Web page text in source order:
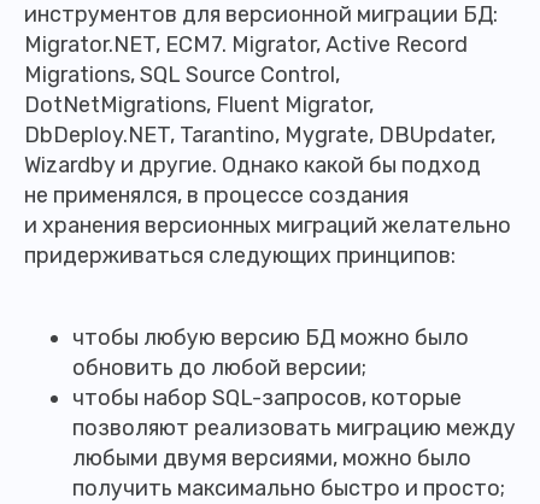
инструментов для версионной миграции БД:
Migrator.NET, ECM7. Migrator, Active Record
Migrations, SQL Source Control,
DotNetMigrations, Fluent Migrator,
DbDeploy.NET, Tarantino, Mygrate, DBUpdater,
Wizardby и другие. Однако какой бы подход
не применялся, в процессе создания
и хранения версионных миграций желательно
придерживаться следующих принципов:
чтобы любую версию БД можно было
обновить до любой версии;
чтобы набор SQL-запросов, которые
позволяют реализовать миграцию между
любыми двумя версиями, можно было
получить максимально быстро и просто;